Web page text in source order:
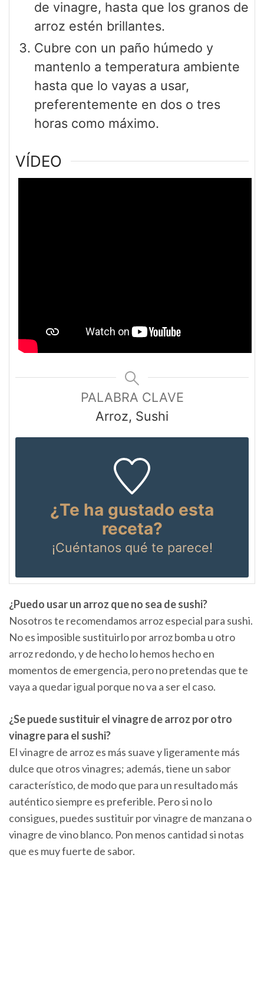
de vinagre, hasta que los granos de
arroz estén brillantes.
Cubre con un paño húmedo y
mantenlo a temperatura ambiente
hasta que lo vayas a usar,
preferentemente en dos o tres
horas como máximo.
VÍDEO
PALABRA CLAVE
Arroz, Sushi
¿Te ha gustado esta
receta?
¡Cuéntanosqué te parece!
¿Puedo usar un arroz que no sea de sushi?
Nosotros te recomendamos arroz especial para sushi.
No es imposible sustituirlo por arroz bomba u otro
arroz redondo, y de hecho lo hemos hecho en
momentos de emergencia, pero no pretendas que te
vaya a quedar igual porque no va a ser el caso.
¿Se puede sustituir el vinagre de arroz por otro
vinagre para el sushi?
El vinagre de arroz es más suave y ligeramente más
dulce que otros vinagres; además, tiene un sabor
característico, de modo que para un resultado más
auténtico siempre es preferible. Pero si no lo
consigues, puedes sustituir por vinagre de manzana o
vinagre de vino blanco. Pon menos cantidad si notas
que es muy fuerte de sabor.